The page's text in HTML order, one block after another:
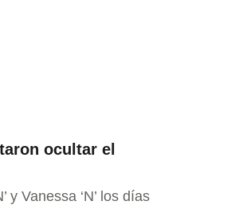
ocultar el
y Vanessa ‘N’ los días